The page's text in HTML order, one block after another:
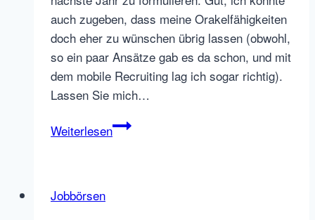
auch zugeben, dass meine Orakelfähigkeiten
doch eher zu wünschen übrig lassen (obwohl,
so ein paar Ansätze gab es da schon, und mit
dem mobile Recruiting lag ich sogar richtig).
Lassen Sie mich…
WeiterlesenDer
Jobbörsen